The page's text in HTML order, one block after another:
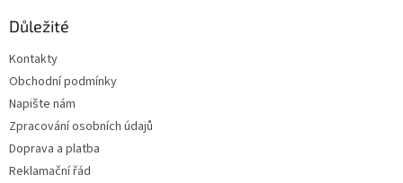
Důležité
Kontakty
Obchodní podmínky
Napište nám
Zpracování osobních údajů
Doprava a platba
Reklamační řád